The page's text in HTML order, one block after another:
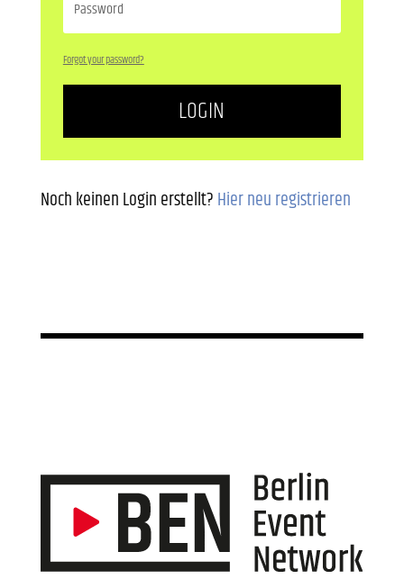
Forgot your password?
LOGIN
Noch keinen Login erstellt?Hier neu registrieren